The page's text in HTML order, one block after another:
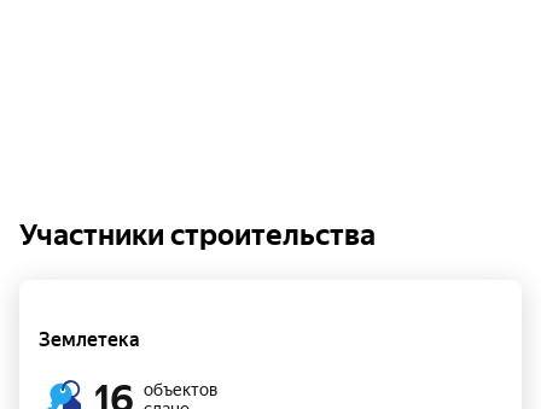
Участники строительства
Землетека
16 объектов